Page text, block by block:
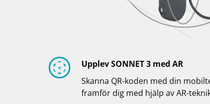
Upplev SONNET 3 med AR
Skanna QR-koden med din
framför dig med hjälp av AR-